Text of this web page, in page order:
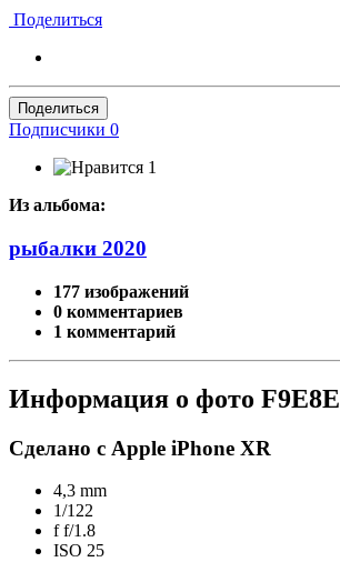
Поделиться
Поделиться
Подписчики 0
1
Из альбома:
рыбалки 2020
177 изображений
0 комментариев
1 комментарий
Информация о фото
Сделано с Apple iPhone XR
4,3 mm
1/122
ff/1.8
ISO 25